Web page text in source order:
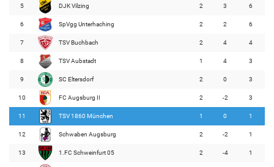
5 DJK Vilzing 2 3 6
6 SpVgg Unterhaching 2 2 6
7 TSV Buchbach 2 4 4
8 TSV Aubstadt 1 4 3
9 SC Eltersdorf 2 0 3
10 FC Augsburg II 2 -2 3
11 TSV 1860 München 1 0 1
12 Schwaben Augsburg 2 -2 1
13 1.FC Schweinfurt 05 2 -4 1